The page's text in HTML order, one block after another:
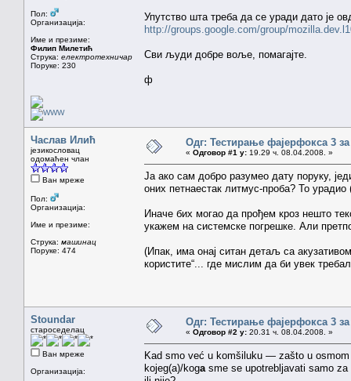
Пол:
Организација:
Име и презиме:
Филип Милетић
Струка: електротехничар
Поруке: 230
Упутство шта треба да се уради дато је
http://groups.google.com/group/
Сви људи добре воље, помагајте.
ф
Часлав Илић
језикословац
одомаћен члан
Ван мреже
Пол:
Организација:
Име и презиме:
Струка: машинац
Поруке: 474
Одг: Тестирање фајерфокса 3
« Одговор #1 у: 19.29 ч. 08.04.2008. »
Ја ако сам добро разумео дату поруку,
оних петнаестак литмус-проба? То
Иначе бих могао да прођем кроз нешто
укажем на системске погрешке. Али
(Ипак, има онај ситан детаљ са акузативом
користите“... где мислим да би увек
Stoundar
староседелац
Ван мреже
Организација:
Одг: Тестирање фајерфокса 3
« Одговор #2 у: 20.31 ч. 08.04.2008. »
Kad smo već u komšiluku — zašto u
kojeg(a)/koga sme se upotrebljavati samo